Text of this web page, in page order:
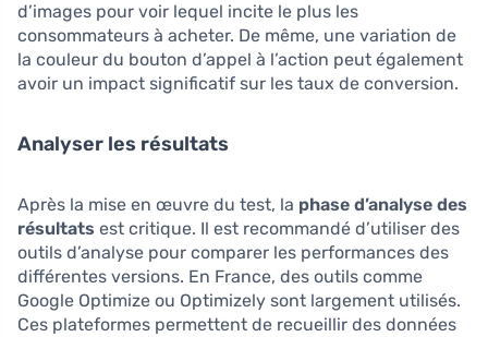
d’images pour voir lequel incite le plus les
consommateurs à acheter. De même, une variation de
la couleur du bouton d’appel à l’action peut également
avoir un impact significatif sur les taux de conversion.
Analyser les résultats
Après la mise en œuvre du test, la phase d’analyse des
résultats est critique. Il est recommandé d’utiliser des
outils d’analyse pour comparer les performances des
différentes versions. En France, des outils comme
Google Optimize ou Optimizely sont largement utilisés.
Ces plateformes permettent de recueillir des données